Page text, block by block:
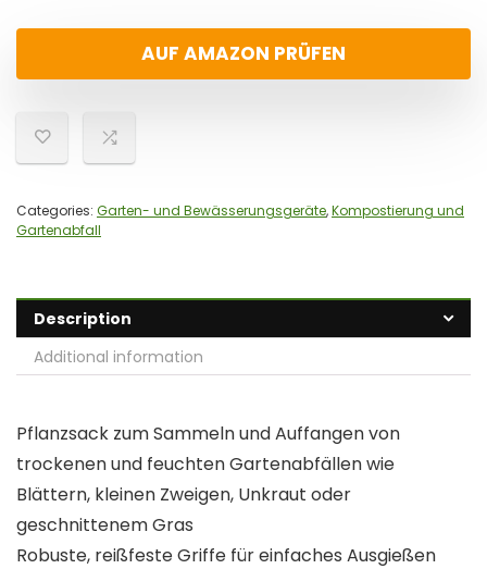
AUF AMAZON PRÜFEN
Categories: Garten- und Bewässerungsgeräte,Kompostierung und
Gartenabfall
Description
Additional information
Pflanzsack zum Sammeln und Auffangen von
trockenen und feuchten Gartenabfällen wie
Blättern, kleinen Zweigen, Unkraut oder
geschnittenem Gras
Robuste, reißfeste Griffe für einfaches Ausgießen